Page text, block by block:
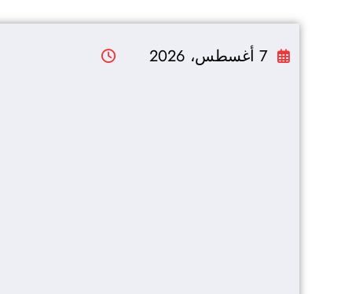
إلى
7 أغسطس، 2026